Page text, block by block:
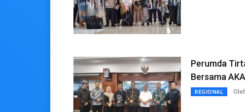
Perumda
Bersama
REGIONAL